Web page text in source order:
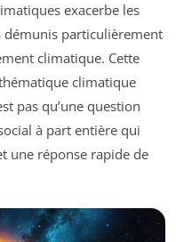
exacerbe les
démunis particulièrement
climatique. Cette
climatique
pas qu’une question
à part entière qui
une réponse rapide de